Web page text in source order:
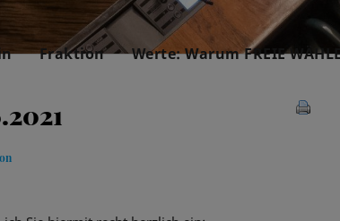
Fraktion Werte: Warum FREIE